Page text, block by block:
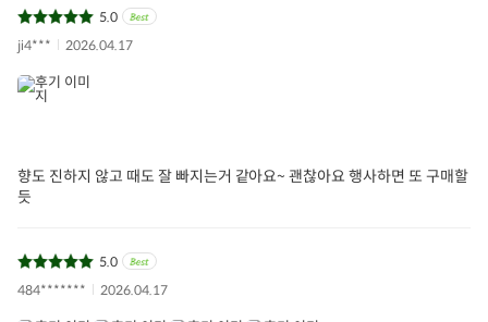
5.0
ji4***
2026.04.17
향도 진하지 않고 때도 잘 빠지는거 같아요~ 괜찮아요 행사하면 또 구매할
듯
5.0
484*******
2026.04.17